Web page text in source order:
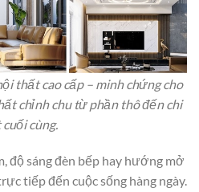
thất cao cấp – minh chứng cho
chỉnh chu từ phần thô đến chi
cùng.
độ sáng đèn bếp hay hướng mở
tiếp đến cuộc sống hàng ngày.